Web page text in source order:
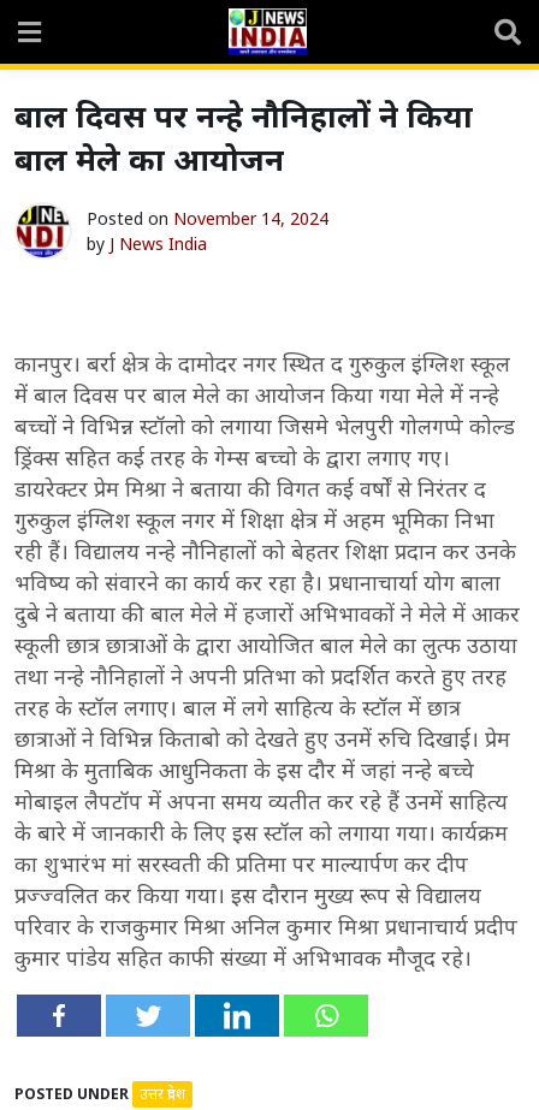
content
बाल दिवस पर नन्हे नौनिहालों ने किया
बाल मेले का आयोजन
Posted on November 14, 2024
by J News India
कानपुर। बर्रा क्षेत्र के दामोदर नगर स्थित द गुरुकुल इंग्लिश स्कूल
में बाल दिवस पर बाल मेले का आयोजन किया गया मेले में नन्हे
बच्चों ने विभिन्न स्टॉलो को लगाया जिसमे भेलपुरी गोलगप्पे कोल्ड
ड्रिंक्स सहित कई तरह के गेम्स बच्चो के द्वारा लगाए गए।
डायरेक्टर प्रेम मिश्रा ने बताया की विगत कई वर्षों से निरंतर द
गुरुकुल इंग्लिश स्कूल नगर में शिक्षा क्षेत्र में अहम भूमिका निभा
रही हैं। विद्यालय नन्हे नौनिहालों को बेहतर शिक्षा प्रदान कर उनके
भविष्य को संवारने का कार्य कर रहा है। प्रधानाचार्या योग बाला
दुबे ने बताया की बाल मेले में हजारों अभिभावकों ने मेले में आकर
स्कूली छात्र छात्राओं के द्वारा आयोजित बाल मेले का लुत्फ उठाया
तथा नन्हे नौनिहालों ने अपनी प्रतिभा को प्रदर्शित करते हुए तरह
तरह के स्टॉल लगाए। बाल में लगे साहित्य के स्टॉल में छात्र
छात्राओं ने विभिन्न किताबो को देखते हुए उनमें रुचि दिखाई। प्रेम
मिश्रा के मुताबिक आधुनिकता के इस दौर में जहां नन्हे बच्चे
मोबाइल लैपटॉप में अपना समय व्यतीत कर रहे हैं उनमें साहित्य
के बारे में जानकारी के लिए इस स्टॉल को लगाया गया। कार्यक्रम
का शुभारंभ मां सरस्वती की प्रतिमा पर माल्यार्पण कर दीप
प्रज्ज्वलित कर किया गया। इस दौरान मुख्य रूप से विद्यालय
परिवार के राजकुमार मिश्रा अनिल कुमार मिश्रा प्रधानाचार्य प्रदीप
कुमार पांडेय सहित काफी संख्या में अभिभावक मौजूद रहे।
POSTED UNDER उत्तर प्रदेश